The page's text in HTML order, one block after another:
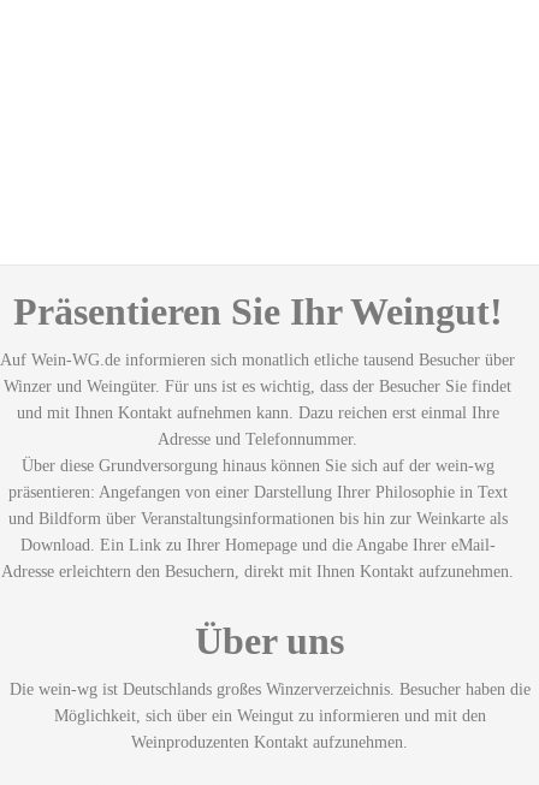
Präsentieren Sie Ihr Weingut!
Auf Wein-WG.de informieren sich monatlich etliche tausend Besucher über
Winzer und Weingüter. Für uns ist es wichtig, dass der Besucher Sie findet
und mit Ihnen Kontakt aufnehmen kann. Dazu reichen erst einmal Ihre
Adresse und Telefonnummer.
Über diese Grundversorgung hinaus können Sie sich auf der wein-wg
präsentieren: Angefangen von einer Darstellung Ihrer Philosophie in Text
und Bildform über Veranstaltungsinformationen bis hin zur Weinkarte als
Download. Ein Link zu Ihrer Homepage und die Angabe Ihrer eMail-
Adresse erleichtern den Besuchern, direkt mit Ihnen Kontakt aufzunehmen.
Über uns
Die wein-wg ist Deutschlands großes Winzerverzeichnis. Besucher haben die
Möglichkeit, sich über ein Weingut zu informieren und mit den
Weinproduzenten Kontakt aufzunehmen.